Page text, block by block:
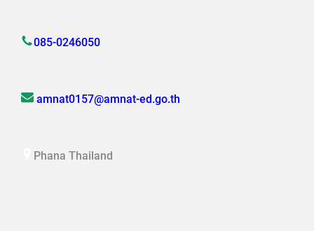
085-0246050
amnat0157@amnat-ed.go.th
Phana Thailand